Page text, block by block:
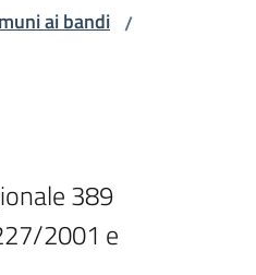
ai bandi /
389
2001 e